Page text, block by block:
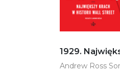
1929.
Andrew Ross